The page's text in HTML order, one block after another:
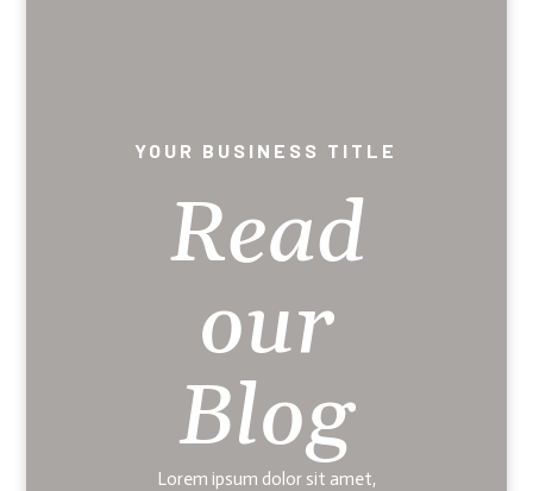
YOUR BUSINESS TITLE
Read
our
Blog
Lorem ipsum dolor sit amet,